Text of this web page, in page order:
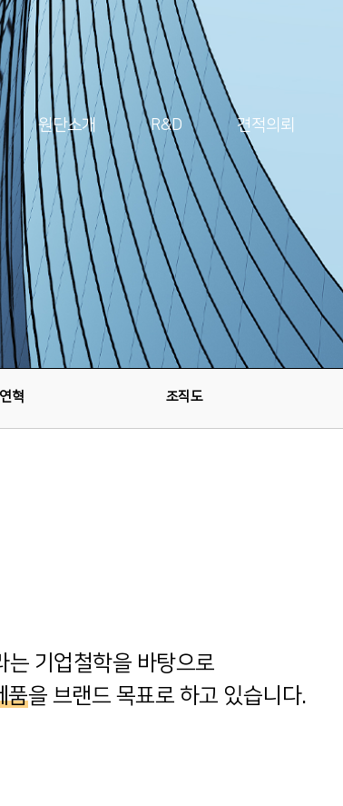
원단소개 R&D 견적의뢰
혁 조직도
는 기업철학을 바탕으로
품을 브랜드 목표로 하고 있습니다.